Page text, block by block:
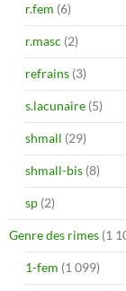
r.fem (6)
r.masc (2)
refrains (3)
s.lacunaire (5)
shmall (29)
shmall-bis (8)
sp (2)
Genre des rimes (1
1-fem (1 099)